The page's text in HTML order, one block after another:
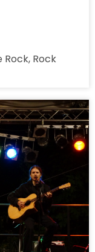
Rock, Rock